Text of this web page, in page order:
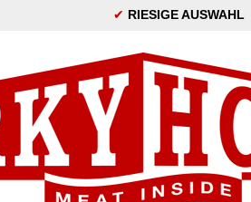
✔ RIESIGE AUSWAHL